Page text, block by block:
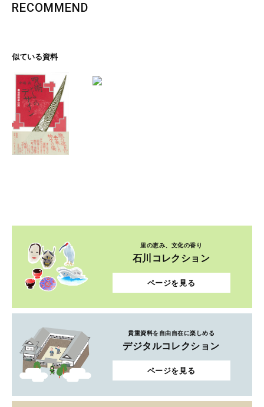
RECOMMEND
似ている資料
里の恵み、文化の香り
石川コレクション
ページを見る
貴重資料を自由自在に楽しめる
デジタルコレクション
ページを見る